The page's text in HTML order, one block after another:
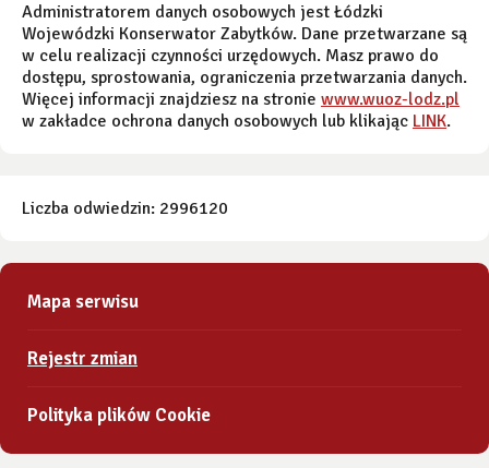
Administratorem danych osobowych jest Łódzki
Wojewódzki Konserwator Zabytków. Dane przetwarzane są
w celu realizacji czynności urzędowych. Masz prawo do
dostępu, sprostowania, ograniczenia przetwarzania danych.
Więcej informacji znajdziesz na stronie www.wuoz-lodz.pl
w zakładce ochrona danych osobowych lub klikając LINK.
Liczba odwiedzin: 2996120
Mapa serwisu
Rejestr zmian
Polityka plików Cookie